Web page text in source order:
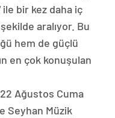
ile bir kez daha iç
şekilde aralıyor. Bu
hem de güçlü
en çok konuşulan
Ağustos Cuma
Seyhan Müzik